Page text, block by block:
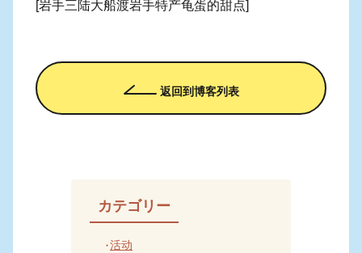
[岩手三陆大船渡岩手特产龟蛋的甜点]
返回到博客列表
カテゴリー
活动